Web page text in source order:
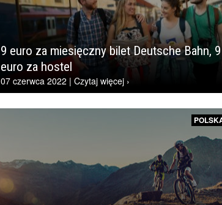
9 euro za miesięczny bilet Deutsche Bahn, 9
euro za hostel
07 czerwca 2022 | Czytaj więcej ›